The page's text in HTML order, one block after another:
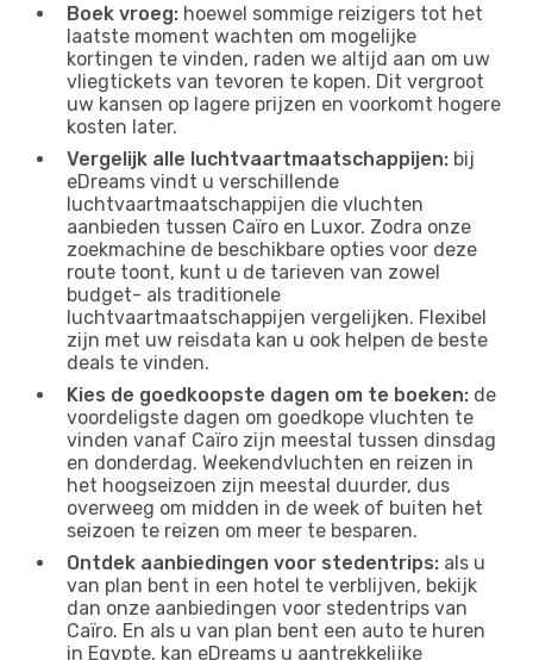
Boek vroeg: hoewel sommige reizigers tot het
laatste moment wachten om mogelijke
kortingen te vinden, raden we altijd aan om uw
vliegtickets van tevoren te kopen. Dit vergroot
uw kansen op lagere prijzen en voorkomt hogere
kosten later.
Vergelijk alle luchtvaartmaatschappijen: bij
eDreams vindt u verschillende
luchtvaartmaatschappijen die vluchten
aanbieden tussen Caïro en Luxor. Zodra onze
zoekmachine de beschikbare opties voor deze
route toont, kunt u de tarieven van zowel
budget- als traditionele
luchtvaartmaatschappijen vergelijken. Flexibel
zijn met uw reisdata kan u ook helpen de beste
deals te vinden.
Kies de goedkoopste dagen om te boeken: de
voordeligste dagen om goedkope vluchten te
vinden vanaf Caïro zijn meestal tussen dinsdag
en donderdag. Weekendvluchten en reizen in
het hoogseizoen zijn meestal duurder, dus
overweeg om midden in de week of buiten het
seizoen te reizen om meer te besparen.
Ontdek aanbiedingen voor stedentrips: als u
van plan bent in een hotel te verblijven, bekijk
dan onze aanbiedingen voor stedentrips van
Caïro. En als u van plan bent een auto te huren
in Egypte, kan eDreams u aantrekkelijke